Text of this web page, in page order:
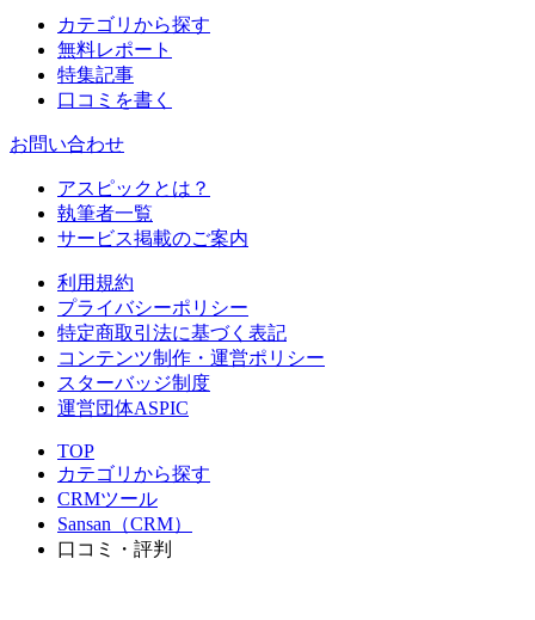
カテゴリから探す
無料レポート
特集記事
口コミを書く
お問い合わせ
アスピックとは？
執筆者一覧
サービス掲載のご案内
利用規約
プライバシーポリシー
特定商取引法に基づく表記
コンテンツ制作・運営ポリシー
スターバッジ制度
運営団体ASPIC
TOP
カテゴリから探す
CRMツール
Sansan（CRM）
口コミ・評判